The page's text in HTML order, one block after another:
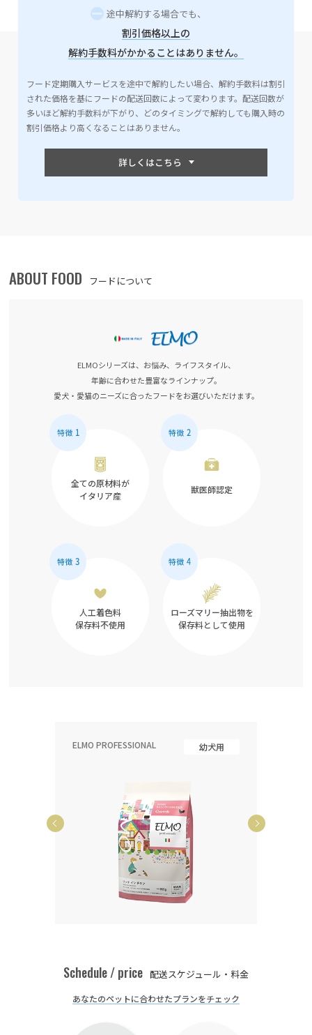
途中解約する場合でも、
割引価格以上の
解約手数料がかかることはありません。
フード定期購入サービスを途中で解約したい場合、解約手数料は割引
された価格を基にフードの配送回数によって変わります。配送回数が
多いほど解約手数料が下がり、どのタイミングで解約しても購入時の
割引価格より高くなることはありません。
ABOUT FOOD フードについて
ELMOシリーズは、お悩み、ライフスタイル、
年齢に合わせた豊富なラインナップ。
愛犬・愛猫のニーズに合ったフードをお選びいただけます。
全ての原材料が
イタリア産
獣医師認定
人工着色料
保存料不使用
ローズマリー抽出物を
保存料として使用
ELMO PROFESSIONAL 幼犬用
Schedule / price 配送スケジュール・料金
あなたのペットに合わせたプランをチェック